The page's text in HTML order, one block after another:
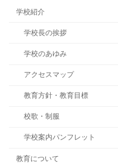
学校紹介
学校長の挨拶
学校のあゆみ
アクセスマップ
教育方針・教育目標
校歌・制服
学校案内パンフレット
教育について